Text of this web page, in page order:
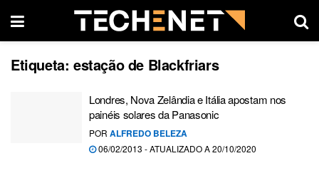
Etiqueta: estação de Blackfriars
Londres, Nova Zelândia e Itália apostam nos
painéis solares da Panasonic
POR ALFREDO BELEZA
06/02/2013 - ATUALIZADO A 20/10/2020